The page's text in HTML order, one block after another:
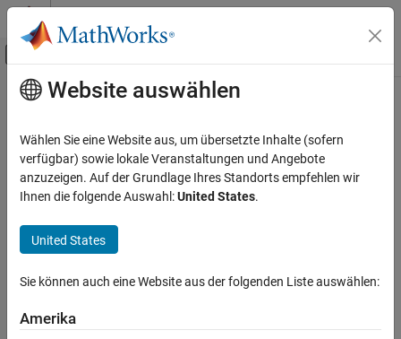
Weiter zum Inhalt
Umschaltung für Off-Canvas-
Startseite der Dokumentation
Hauptinhalt
How useful was this information?
Website auswählen
Wählen Sie eine Website aus, um übersetzte Inhalte (sofern
verfügbar) sowie lokale Veranstaltungen und Angebote
anzuzeigen. Auf der Grundlage Ihres Standorts empfehlen wir
Ihnen die folgende Auswahl:United States.
United States
Sie können auch eine Website aus der folgenden Liste auswählen:
Amerika